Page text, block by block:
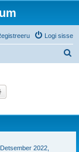
Logi sisse
2022,